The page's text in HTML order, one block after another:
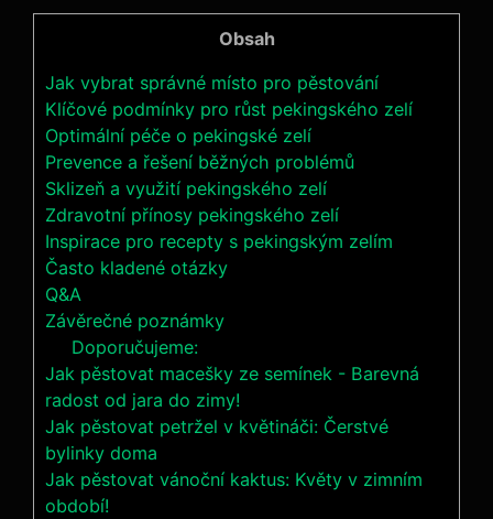
Obsah
Jak vybrat správné místo pro pěstování
Klíčové podmínky pro růst pekingského zelí
Optimální péče o pekingské zelí
Prevence a řešení běžných problémů
Sklizeň a využití pekingského zelí
Zdravotní přínosy pekingského zelí
Inspirace pro recepty s pekingským zelím
Často kladené otázky
Q&A
Závěrečné poznámky
Doporučujeme:
Jak pěstovat macešky ze semínek - Barevná
radost od jara do zimy!
Jak pěstovat petržel v květináči: Čerstvé
bylinky doma
Jak pěstovat vánoční kaktus: Květy v zimním
období!